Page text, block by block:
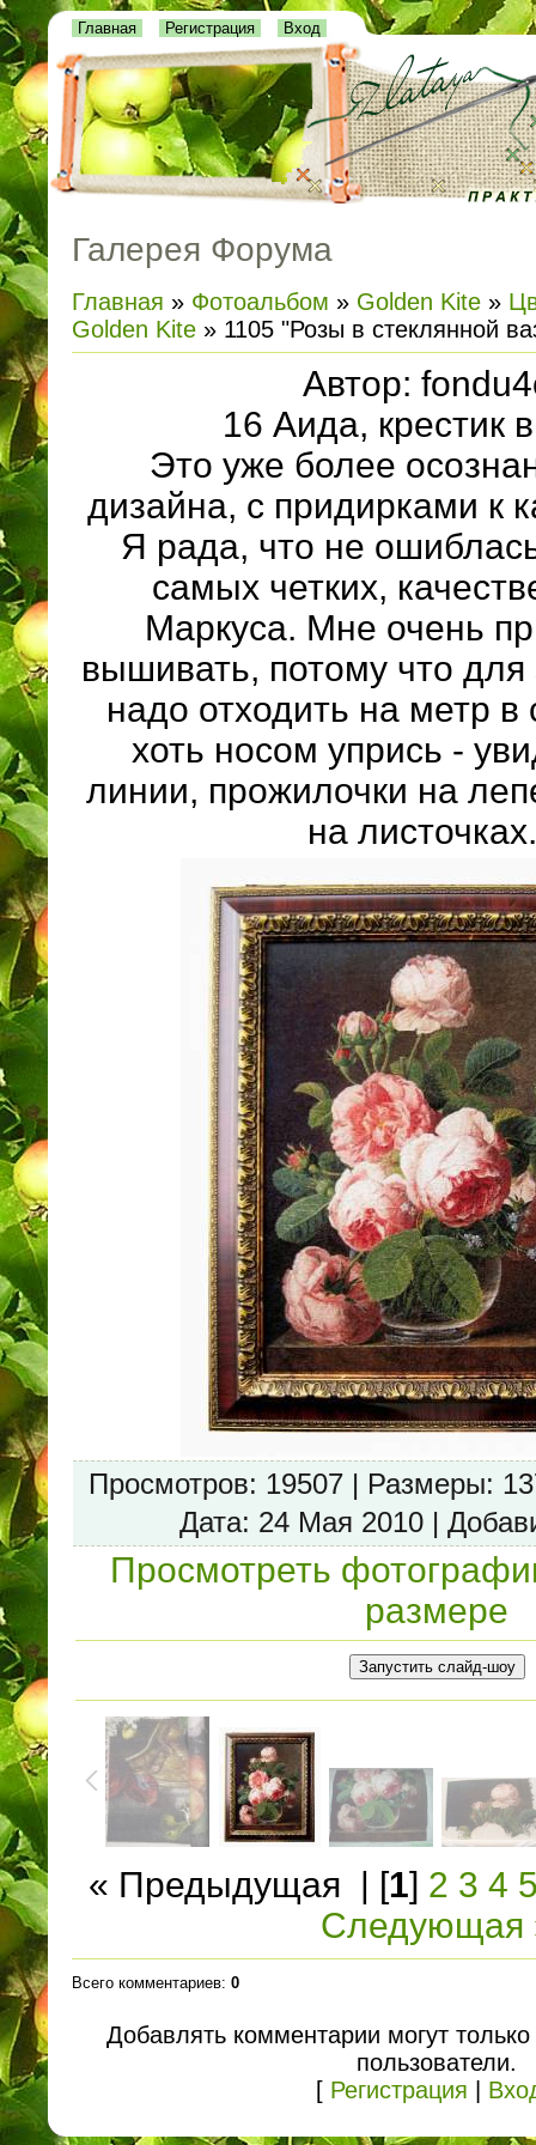
Главная Регистрация Вход
Галерея Форума
Главная » Фотоальбом » Golden Kite »
Golden Kite » 1105 "Розы в стеклянной
Автор:
16 Аида, крестик
Это уже более
дизайна, с придирками к
Я рада, что не
самых четких,
Маркуса. Мне очень
вышивать, потому что
надо отходить на метр в
хоть носом упрись -
линии, прожилочки на
на
Просмотров: 19507 | Размеры:
Дата: 24 Мая 2010 |
Просмотреть
размере
« Предыдущая | [1] 2 3 4
Следующая
Всего комментариев: 0
Добавлять комментарии могут
пользователи.
[ Регистрация